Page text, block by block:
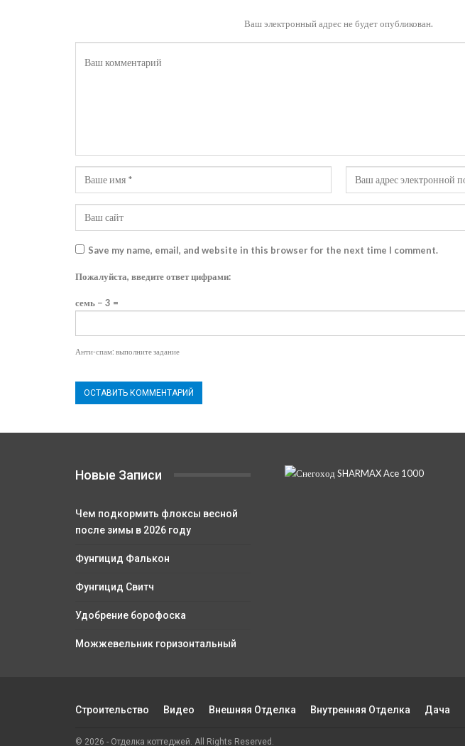
Ваш электронный адрес не будет опубликован.
Save my name, email, and website in this browser for the next time I comment.
Пожалуйста, введите ответ цифрами:
семь − 3 =
Анти-спам: выполните задание
Новые Записи
Чем подкормить флоксы весной
после зимы в 2026 году
Фунгицид Фалькон
Фунгицид Свитч
Удобрение борофоска
Можжевельник горизонтальный
Строительство Видео Внешняя Отделка Внутренняя Отделка Дача
© 2026 - Отделка коттеджей. All Rights Reserved.